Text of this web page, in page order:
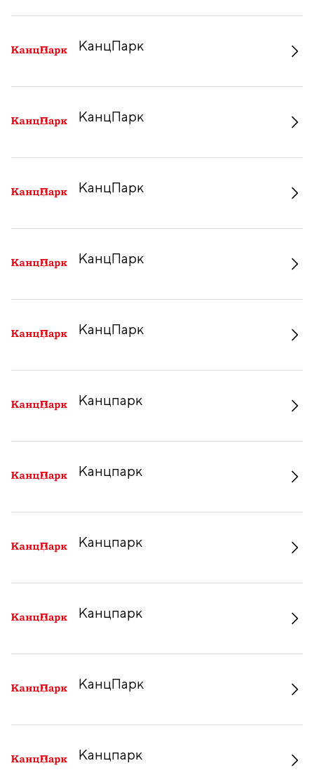
КанцПарк
КанцПарк
КанцПарк
КанцПарк
КанцПарк
Канцпарк
Канцпарк
Канцпарк
Канцпарк
КанцПарк
Канцпарк